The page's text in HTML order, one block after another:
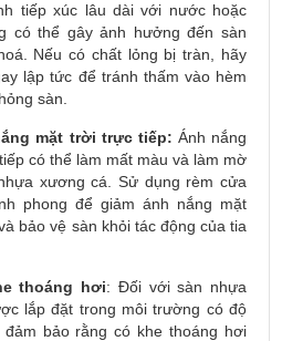
tiếp xúc lâu dài với nước hoặc
có thể gây ảnh hưởng đến sàn
Nếu có chất lỏng bị tràn, hãy
lập tức để tránh thấm vào hèm
sàn.
mặt trời trực tiếp: Ánh nắng
có thể làm mất màu và làm mờ
xương cá. Sử dụng rèm cửa
phong để giảm ánh nắng mặt
bảo vệ sàn khỏi tác động của tia
thoáng hơi: Đối với sàn nhựa
lắp đặt trong môi trường có độ
bảo rằng có khe thoáng hơi